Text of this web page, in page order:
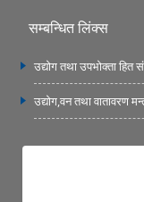
सम्बन्धित लिंक्स
उद्योग तथा उपभोक्ता हित
उद्योग,वन तथा वातावरण